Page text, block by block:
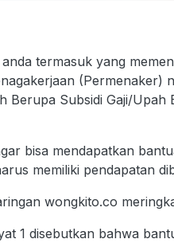
termasuk yang
(Permenaker)
Berupa Subsidi Gaji/
bisa mendapatkan
memiliki pendapatan
wongkito.co
1 disebutkan bahwa